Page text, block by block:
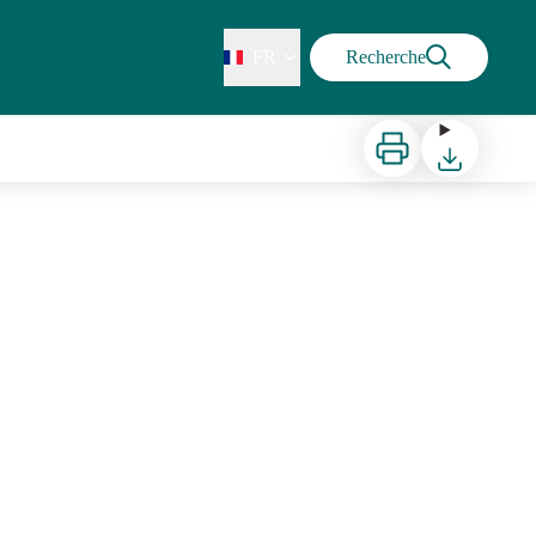
Recherche
Imprimer Télécharger